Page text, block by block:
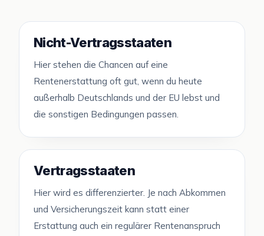
Nicht-Vertragsstaaten
Hier stehen die Chancen auf eine
Rentenerstattung oft gut, wenn du heute
außerhalb Deutschlands und der EU lebst und
die sonstigen Bedingungen passen.
Vertragsstaaten
Hier wird es differenzierter. Je nach Abkommen
und Versicherungszeit kann statt einer
Erstattung auch ein regulärer Rentenanspruch